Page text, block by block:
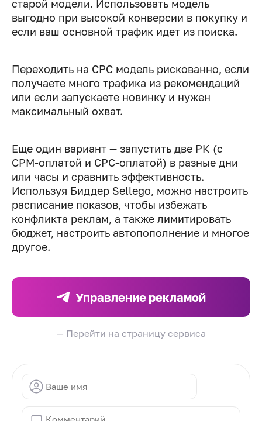
старой модели. Использовать модель
выгодно при высокой конверсии в покупку и
если ваш основной трафик идет из поиска.
Переходить на CPC модель рискованно, если
получаете много трафика из рекомендаций
или если запускаете новинку и нужен
максимальный охват.
Еще один вариант — запустить две РК (с
CPM-оплатой и CPC-оплатой) в разные дни
или часы и сравнить эффективность.
Используя Биддер Sellego, можно настроить
расписание показов, чтобы избежать
конфликта реклам, а также лимитировать
бюджет, настроить автопополнение и многое
другое.
Управление рекламой
— Перейти на страницу сервиса